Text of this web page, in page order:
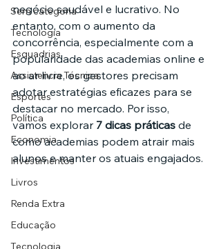
Sem categoria
Tecnologia
Esquadrias
Assistencia Técnica
Esportes
Política
Economia
Investimentos
Livros
Renda Extra
Educação
Tecnologia
negócio saudável e lucrativo. No
entanto, com o aumento da
concorrência, especialmente com a
popularidade das academias online e
ao ar livre, os gestores precisam
adotar estratégias eficazes para se
destacar no mercado. Por isso,
vamos explorar 7 dicas práticas de
como academias podem atrair mais
alunos e manter os atuais engajados.